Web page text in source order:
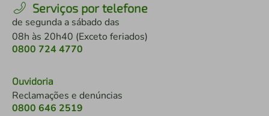
Serviços por telefone
de segunda a sábado das
08h às 20h40 (Exceto feriados)
0800 724 4770
Ouvidoria
Reclamações e denúncias
0800 646 2519